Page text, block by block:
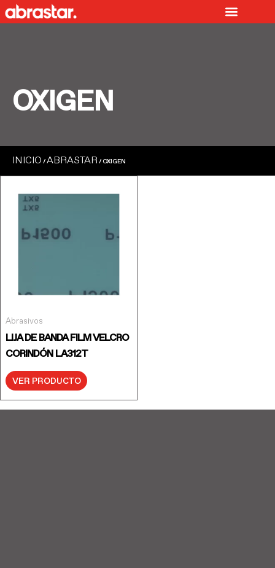
al
OXIGEN
INICIO /ABRASTAR / OXIGEN
Abrasivos
LIJA DE BANDA FILM VELCRO
CORINDÓN LA312T
VER PRODUCTO